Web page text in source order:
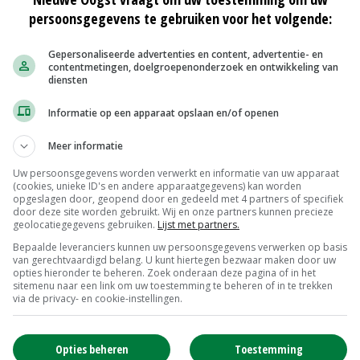
voor land- en tuinbouw qua timing beter
met elkaar moeten verbinden.
Brabantse Agrofood 2020 (UBA)' en de
en voor de economie en voor burgers en voor de
beleidsthema's integraal benadert',
Oogst, editie Zuid
persoonsgegevens te gebruiken voor het volgende:
Gepersonaliseerde advertenties en content, advertentie- en
contentmetingen, doelgroepenonderzoek en ontwikkeling van
diensten
Informatie op een apparaat opslaan en/of openen
Meer informatie
Uw persoonsgegevens worden verwerkt en informatie van uw apparaat
(cookies, unieke ID's en andere apparaatgegevens) kan worden
opgeslagen door, geopend door en gedeeld met 4 partners of specifiek
door deze site worden gebruikt. Wij en onze partners kunnen precieze
geolocatiegegevens gebruiken. Lijst met partners.
Bepaalde leveranciers kunnen uw persoonsgegevens verwerken op basis
van gerechtvaardigd belang. U kunt hiertegen bezwaar maken door uw
opties hieronder te beheren. Zoek onderaan deze pagina of in het
sitemenu naar een link om uw toestemming te beheren of in te trekken
via de privacy- en cookie-instellingen.
Toestemming
Opties beheren